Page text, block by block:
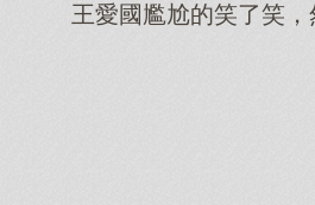
王愛國尷尬的笑了笑，